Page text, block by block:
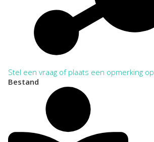
Stel een vraag of plaats een opmerking
Bestand